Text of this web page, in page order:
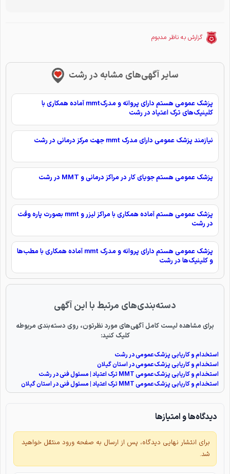
گزارش به ناظر مدبوم
سایر آگهی‌های مشابه در رشت
پزشک عمومی هستم دارای پروانه و مدرکmmt آماده همکاری با
کلینیک‌های ترک اعتیاد در رشت
نیازمند پزشک عمومی دارای مدرک mmt جهت مرکز درمانی در رشت
پزشک عمومی هستم جویای کار در مراکز درمانی و MMT در رشت
پزشک عمومی هستم آماده همکاری با مراکز لیزر و mmt بصورت پاره وقت
در رشت
پزشک عمومی هستم دارای پروانه و مدرک mmt آماده همکاری با مطب‌ها
و کلینیک‌ها در رشت
دسته‌بندی‌های مرتبط با این آگهی
برای مشاهده لیست کامل آگهی‌های مورد نظرتون، روی دسته‌بندی مربوطه
کلیک کنید:
استخدام و کاریابی پزشک عمومی در رشت
استخدام و کاریابی پزشک عمومی در استان گیلان
استخدام و کاریابی پزشک عمومی MMT ترک اعتیاد | مسئول فنی در رشت
استخدام و کاریابی پزشک عمومی MMT ترک اعتیاد | مسئول فنی در استان گیلان
دیدگاه‌ها و امتیازها
برای انتشار نهایی دیدگاه، پس از ارسال به صفحه ورود منتقل خواهید
شد.